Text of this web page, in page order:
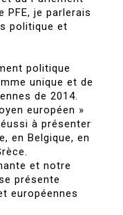
PFE, je parlerais
politique et
politique
unique et de
de 2014.
européen »
à présenter
en Belgique, en
et notre
présente
européennes